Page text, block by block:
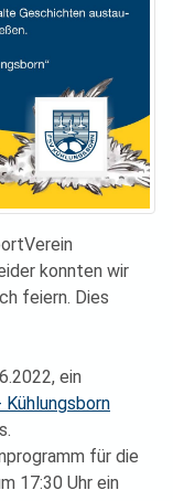
konnten wir
feiern. Dies
ein
für die
17:30 Uhr ein